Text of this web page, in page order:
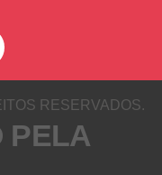
RESERVADOS.
PELA